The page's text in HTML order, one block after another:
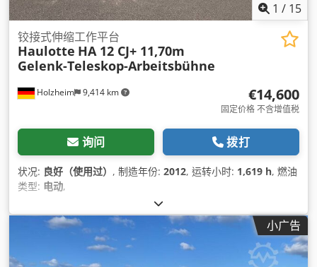
1 / 15
Holzheim 9,414 km
铰接式伸缩工作平台
Haulotte HA 12 CJ+ 11,70m
Gelenk-Teleskop-Arbeitsbühne
€14,600
固定价格 不含增值税
询问 拨打
状况: 良好（使用过） , 制造年份: 2012, 运转小时: 1,619 h, 燃油
类型: 电动,
小广告